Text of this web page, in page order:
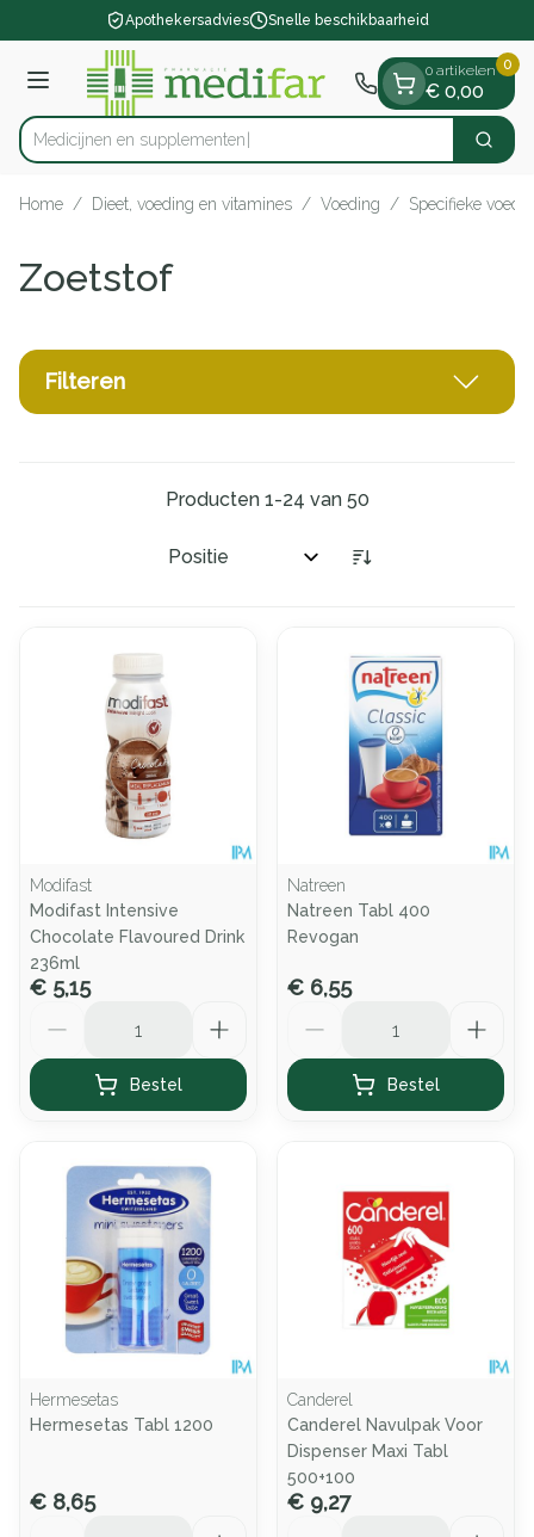
Ga naar de inhoudApothekersadvies Snelle beschikbaarheid
Menu
Product, merk, categorie...
Medici Zoek
0 artikelen
€ 0,00
0
Home / Dieet, voeding en vitamines / Voeding / Specifieke
Zoetstof
Filteren
Producten 1-24 van 50
Sorteer op:
Modifast
Modifast Intensive
Chocolate Flavoured Drink
236ml
€ 5,15
Bestel
Natreen
Natreen Tabl 400
Revogan
€ 6,55
Bestel
Hermesetas
Hermesetas Tabl 1200
€ 8,65
Canderel
Canderel Navulpak Voor
Dispenser Maxi Tabl
500+100
€ 9,27